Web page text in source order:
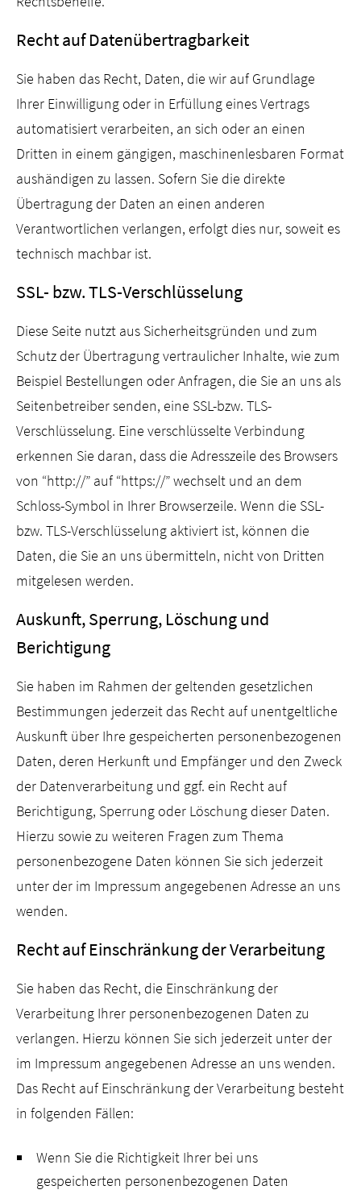
Recht auf Datenübertragbarkeit
Sie haben das Recht, Daten, die wir auf Grundlage
Ihrer Einwilligung oder in Erfüllung eines Vertrags
automatisiert verarbeiten, an sich oder an einen
Dritten in einem gängigen, maschinenlesbaren Format
aushändigen zu lassen. Sofern Sie die direkte
Übertragung der Daten an einen anderen
Verantwortlichen verlangen, erfolgt dies nur, soweit es
technisch machbar ist.
SSL- bzw. TLS-Verschlüsselung
Diese Seite nutzt aus Sicherheitsgründen und zum
Schutz der Übertragung vertraulicher Inhalte, wie zum
Beispiel Bestellungen oder Anfragen, die Sie an uns als
Seitenbetreiber senden, eine SSL-bzw. TLS-
Verschlüsselung. Eine verschlüsselte Verbindung
erkennen Sie daran, dass die Adresszeile des Browsers
von “http://” auf “https://” wechselt und an dem
Schloss-Symbol in Ihrer Browserzeile. Wenn die SSL-
bzw. TLS-Verschlüsselung aktiviert ist, können die
Daten, die Sie an uns übermitteln, nicht von Dritten
mitgelesen werden.
Auskunft, Sperrung, Löschung und
Berichtigung
Sie haben im Rahmen der geltenden gesetzlichen
Bestimmungen jederzeit das Recht auf unentgeltliche
Auskunft über Ihre gespeicherten personenbezogenen
Daten, deren Herkunft und Empfänger und den Zweck
der Datenverarbeitung und ggf. ein Recht auf
Berichtigung, Sperrung oder Löschung dieser Daten.
Hierzu sowie zu weiteren Fragen zum Thema
personenbezogene Daten können Sie sich jederzeit
unter der im Impressum angegebenen Adresse an uns
wenden.
Recht auf Einschränkung der Verarbeitung
Sie haben das Recht, die Einschränkung der
Verarbeitung Ihrer personenbezogenen Daten zu
verlangen. Hierzu können Sie sich jederzeit unter der
im Impressum angegebenen Adresse an uns wenden.
Das Recht auf Einschränkung der Verarbeitung besteht
in folgenden Fällen:
Wenn Sie die Richtigkeit Ihrer bei uns
gespeicherten personenbezogenen Daten